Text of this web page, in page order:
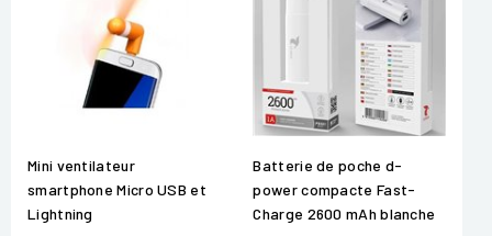
Mini ventilateur
smartphone Micro USB et
Lightning
Batterie de poche d-
power compacte Fast-
Charge 2600 mAh blanche